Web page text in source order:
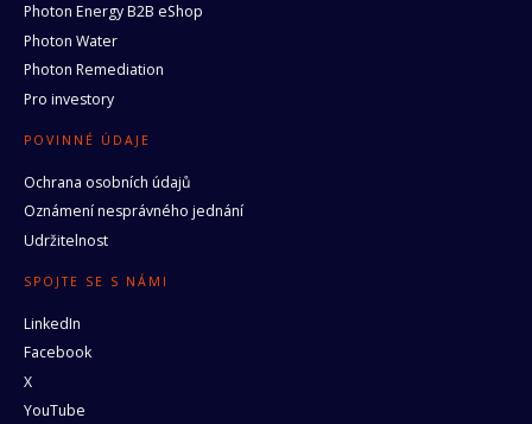
Photon Energy B2B eShop
Photon Water
Photon Remediation
Pro investory
POVINNÉ ÚDAJE
Ochrana osobních údajů
Oznámení nesprávného jednání
Udržitelnost
SPOJTE SE S NÁMI
LinkedIn
Facebook
X
YouTube